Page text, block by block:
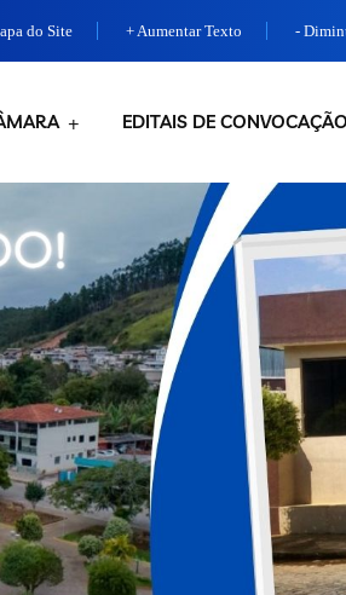
do Site + Aumentar Texto -
EDITAIS DE CONVOCAÇÃO